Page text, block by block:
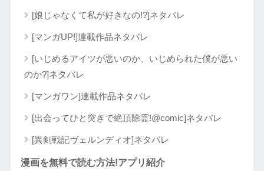
[娘じゃなくて私が好きなの!?]ネタバレ
[マンガUP!]連載作品ネタバレ
[いじめるアイツが悪いのか、いじめられた僕が悪い
のか?]ネタバレ
[マンガワン]連載作品ネタバレ
[出会ってひと突きで絶頂除霊!@comic]ネタバレ
[異剣戦記ヴェルンディオ]ネタバレ
漫画を無料で読む方法!アプリ紹介